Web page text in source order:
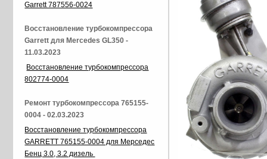
Garrett 787556-0024
Восстановление турбокомпрессора
Garrett для Mercedes GL350 -
11.03.2023
Восстановление турбокомпрессора
802774-0004
Ремонт турбокомпрессора 765155-
0004 - 02.03.2023
Восстановление турбокомпрессора
GARRETT 765155-0004 для Мерседес
Бенц 3.0, 3.2 дизель